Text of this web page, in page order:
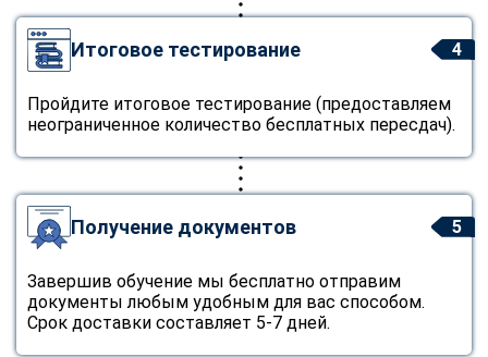
4
Итоговое тестирование
Пройдите итоговое тестирование (предоставляем
неограниченное количество бесплатных пересдач).
5
Получение документов
Завершив обучение мы бесплатно отправим
документы любым удобным для вас способом.
Срок доставки составляет 5-7 дней.